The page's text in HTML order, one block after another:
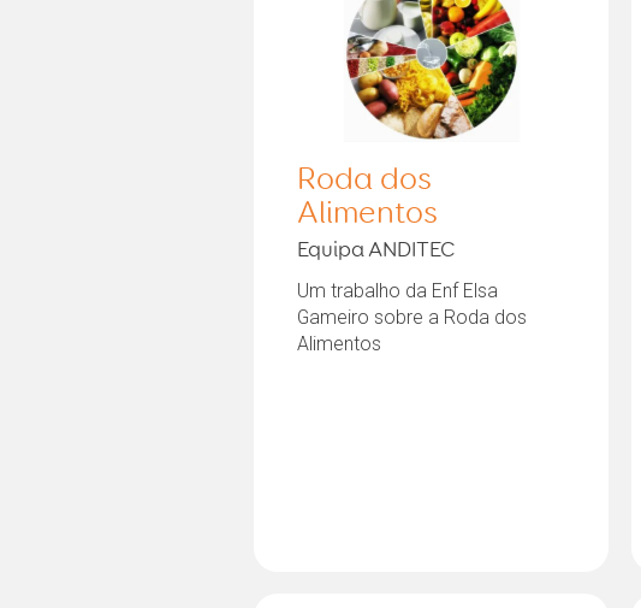
Roda dos
Alimentos
Equipa ANDITEC
Um trabalho da Enf Elsa
Gameiro sobre a Roda dos
Alimentos